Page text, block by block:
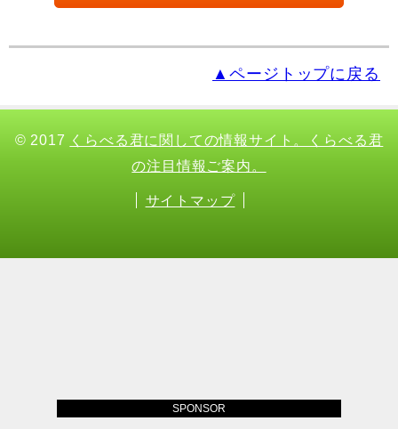
▲ページトップに戻る
© 2017 くらべる君に関しての情報サイト。くらべる君
の注目情報ご案内。
サイトマップ
SPONSOR